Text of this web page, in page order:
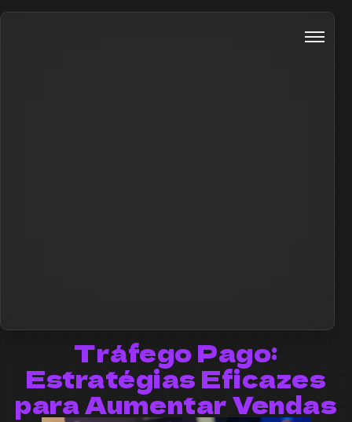
Tráfego Pago:
Estratégias Eficazes
para Aumentar Vendas